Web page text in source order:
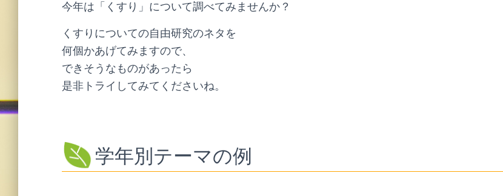
今年は「くすり」について調べてみませんか？
くすりについての自由研究のネタを
何個かあげてみますので、
できそうなものがあったら
是非トライしてみてくださいね。
学年別テーマの例